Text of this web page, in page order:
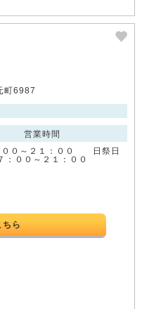
町6987
営業時間
００～２１：００ 日祭日
：００～２１：００
ちら